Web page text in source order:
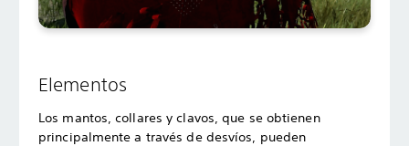
Elementos
Los mantos, collares y clavos, que se obtienen
principalmente a través de desvíos, pueden